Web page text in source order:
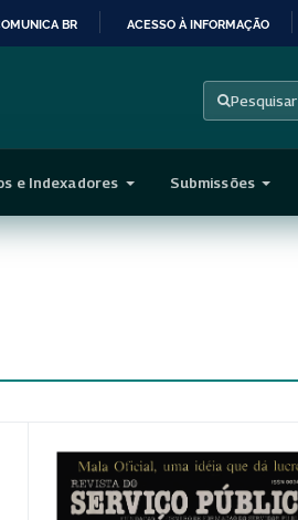
CONTEÚDO
BR ACESSO À INFORMAÇÃO
Pesquisar
e Indexadores Submissões